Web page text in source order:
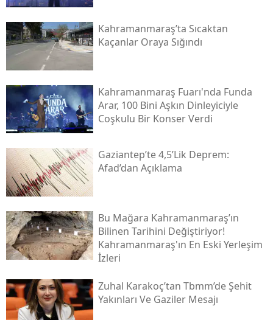
Kahramanmaraş’ta Sıcaktan
Kaçanlar Oraya Sığındı
Kahramanmaraş Fuarı'nda Funda
Arar, 100 Bini Aşkın Dinleyiciyle
Coşkulu Bir Konser Verdi
Gaziantep’te 4,5’lik Deprem:
Afad’dan Açıklama
Bu Mağara Kahramanmaraş’ın
Bilinen Tarihini Değiştiriyor!
Kahramanmaraş'ın En Eski Yerleşim
İzleri
Zuhal Karakoç’tan Tbmm’de Şehit
Yakınları Ve Gaziler Mesajı